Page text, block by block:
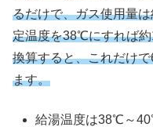
るだけで、ガス使用量
定温度を38℃にすれば
換算すると、これだけ
ます。
給湯温度は38℃～